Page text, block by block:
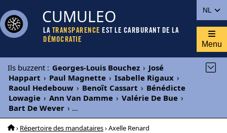
NL
CUMULEO
LA TRANSPARENCE EST LE CARBURANT DE LA
DÉMOCRATIE
Menu
Ils buzzent : Georges-Louis Bouchez › José
Happart › Paul Magnette › Isabelle Rigaux ›
Raoul Hedebouw › Benoît Cassart › Bénédicte
Lowagie › Ann Van Damme › Valérie De Bue ›
Bart De Wever › ...
› Répertoire des mandataires› Axelle Renard